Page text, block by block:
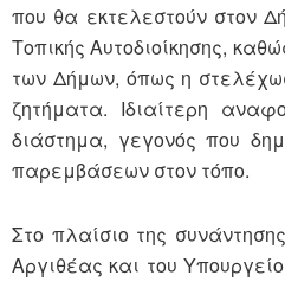
που θα εκτελεστούν στον
Τοπικής Αυτοδιοίκησης,
των Δήμων, όπως η
ζητήματα. Ιδιαίτερη
διάστημα, γεγονός που
παρεμβάσεων στον τόπο.
Στο πλαίσιο της
Αργιθέας και του